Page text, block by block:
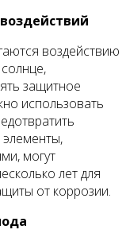
воздействию
защитное
использовать
могут
лет для
от коррозии.